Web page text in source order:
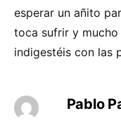
esperar un añito
toca sufrir y mucho
indigestéis con las
Pablo